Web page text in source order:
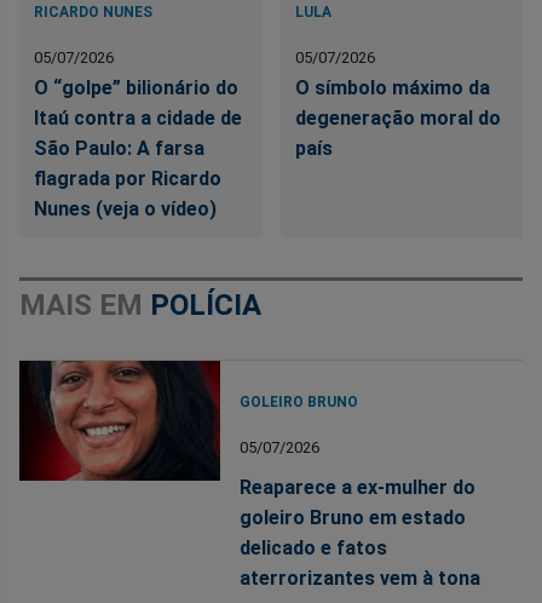
RICARDO NUNES
05/07/2026
O “golpe” bilionário do
Itaú contra a cidade de
São Paulo: A farsa
flagrada por Ricardo
Nunes (veja o vídeo)
LULA
05/07/2026
O símbolo máximo da
degeneração moral do
país
MAIS EM POLÍCIA
GOLEIRO BRUNO
05/07/2026
Reaparece a ex-mulher do
goleiro Bruno em estado
delicado e fatos
aterrorizantes vem à tona